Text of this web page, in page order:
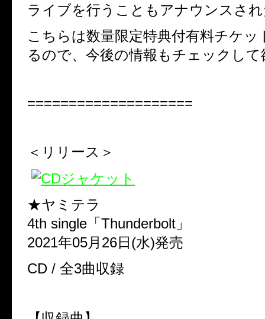
ライブを行うこともアナウンスさ
こちらは数量限定特典付有料チケッ
るので、今後の情報もチェックして
====================
＜リリース＞
★ヤミテラ
4th single「Thunderbolt」
2021年05月26日(水)発売
CD / 全3曲収録